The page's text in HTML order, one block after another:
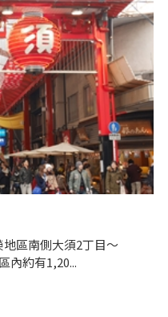
區南側大須2丁目～
內約有1,20...